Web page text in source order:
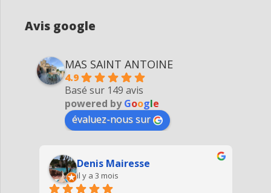
Avis google
MAS SAINT ANTOINE
4.9
Basé sur 149 avis
powered byGoogle
évaluez-nous sur
Denis Mairesse
il y a 3 mois